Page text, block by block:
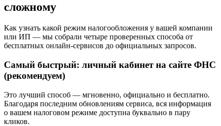
сложному
Как узнать какой режим налогообложения у вашей компании
или ИП — мы собрали четыре проверенных способа от
бесплатных онлайн-сервисов до официальных запросов.
Самый быстрый: личный кабинет на сайте ФНС
(рекомендуем)
Это лучший способ — мгновенно, официально и бесплатно.
Благодаря последним обновлениям сервиса, вся информация
о вашем налоговом режиме доступна буквально в пару
кликов.